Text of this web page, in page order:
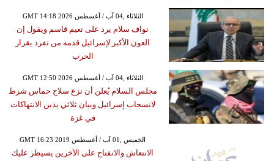
GMT 14:18 2026 الثلاثاء ,04 آب / أغسطس
نواف سلام يرد على نعيم قاسم ويقول إن
العون الأكبر لإسرائيل قدمه من تفرد بقرار
الحرب
GMT 12:50 2026 الثلاثاء ,04 آب / أغسطس
مجلس السلام يُعلن أن نزع سلاح حماس شرط
لانسحاب إسرائيل وبيان ثلاثي يدين الانتهاكات
في غزة
GMT 16:23 2019 الخميس ,01 آب / أغسطس
الانتعاش والانفتاح على الآخرين يسيطر عليك